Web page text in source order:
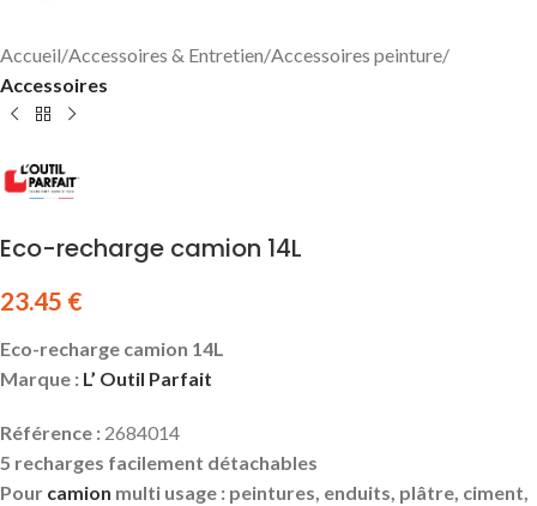
Accueil Accessoires & Entretien Accessoires peinture
Accessoires
Eco-recharge camion 14L
23.45 €
Eco-recharge camion 14L
Marque : L’ Outil Parfait
Référence : 2684014
5 recharges facilement détachables
Pour camion multi usage : peintures, enduits, plâtre, ciment,